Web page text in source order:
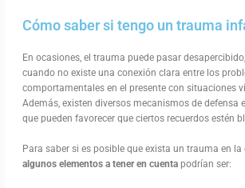
Cómo saber si tengo un trauma
En ocasiones, el trauma puede pasar
cuando no existe una conexión clara entre los
comportamentales en el presente con situaciones
Además, existen diversos mecanismos de defensa
que pueden favorecer que ciertos recuerdos estén
Para saber si es posible que exista un trauma en
algunos elementos a tener en cuenta podrían ser: